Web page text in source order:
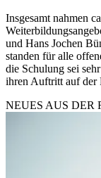
Insgesamt nahmen
und Hans Jochen
standen für alle
die Schulung sei
ihren Auftritt auf der
NEUES AUS DER